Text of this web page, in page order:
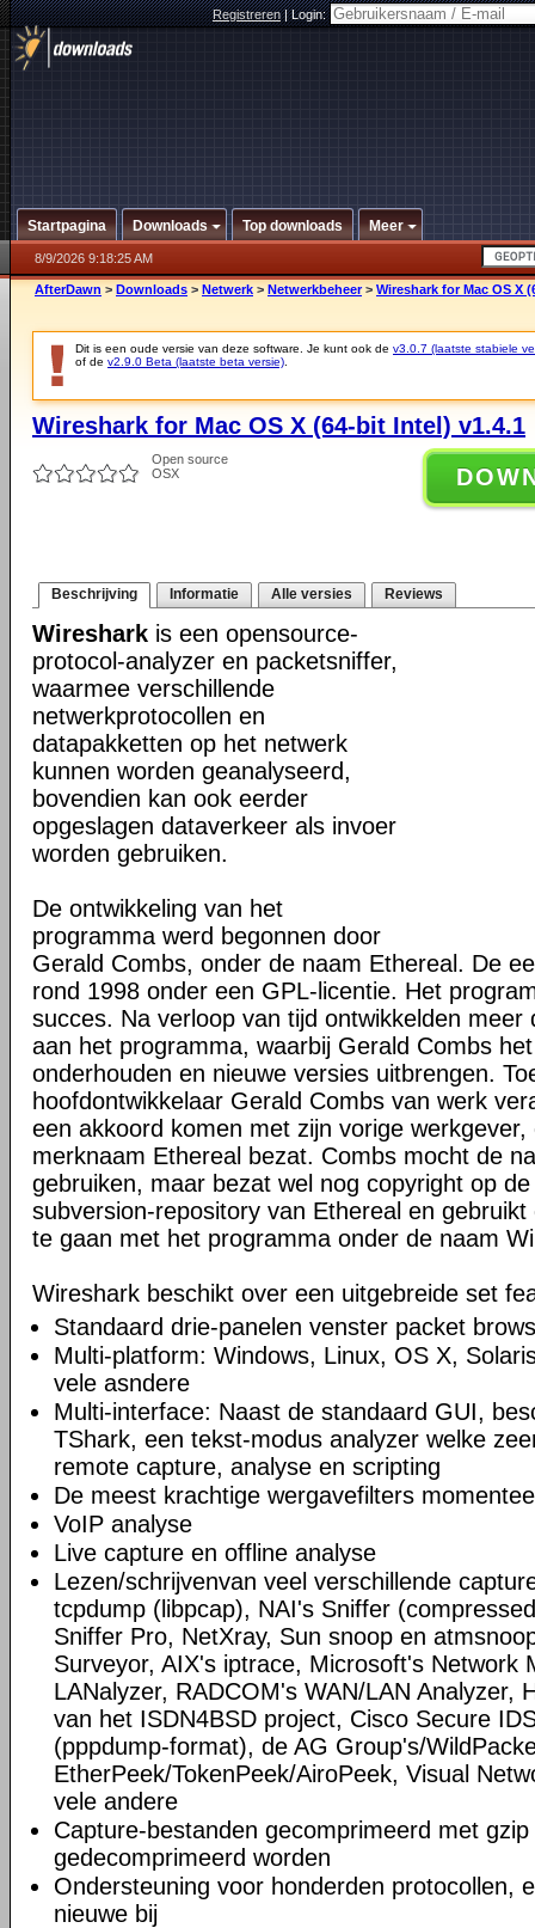
Registreren|Login:
Startpagina Downloads Top downloads Meer
8/9/2026 9:18:25 AM
AfterDawn > Downloads > Netwerk > Netwerkbeheer > Wireshark for Mac OS X
Dit is een oude versie van deze software. Je kunt ook de v3.0.7 (laatste stabiele
of de v2.9.0 Beta (laatste beta versie)
Wireshark for Mac OS X (64-bit Intel) v1.4.1
Open source
OSX
Beschrijving Informatie Alle versies Reviews
Wireshark is een opensource-
protocol-analyzer en packetsniffer,
waarmee verschillende
netwerkprotocollen en
datapakketten op het netwerk
kunnen worden geanalyseerd,
bovendien kan ook eerder
opgeslagen dataverkeer als invoer
worden gebruiken.
De ontwikkeling van het
programma werd begonnen door
Gerald Combs, onder de naam Ethereal. De
rond 1998 onder een GPL-licentie. Het
succes. Na verloop van tijd ontwikkelden meer
aan het programma, waarbij Gerald Combs
onderhouden en nieuwe versies uitbrengen.
hoofdontwikkelaar Gerald Combs van werk
een akkoord komen met zijn vorige
merknaam Ethereal bezat. Combs mocht de
gebruiken, maar bezat wel nog copyright op
subversion-repository van Ethereal en
te gaan met het programma onder de naam
Wireshark beschikt over een uitgebreide set
Standaard drie-panelen venster packet
Multi-platform: Windows, Linux, OS X,
vele asndere
Multi-interface: Naast de standaard GUI,
TShark, een tekst-modus analyzer welke
remote capture, analyse en scripting
De meest krachtige wergavefilters
VoIP analyse
Live capture en offline analyse
Lezen/schrijvenvan veel verschillende
tcpdump (libpcap), NAI's Sniffer
Sniffer Pro, NetXray, Sun snoop en
Surveyor, AIX's iptrace, Microsoft's Network
LANalyzer, RADCOM's WAN/LAN Analyzer,
van het ISDN4BSD project, Cisco Secure
(pppdump-format), de AG Group's/
EtherPeek/TokenPeek/AiroPeek, Visual
vele andere
Capture-bestanden gecomprimeerd met
gedecomprimeerd worden
Ondersteuning voor honderden protocollen,
nieuwe bij